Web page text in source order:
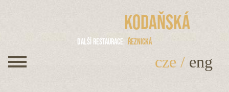
Kodaňská
Další restaurace Řeznická
cze / eng